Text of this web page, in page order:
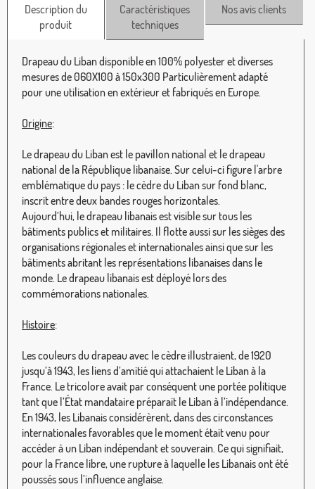
Description du
produit
Caractéristiques
techniques
Nos avis clients
Drapeau du Liban disponible en 100% polyester et diverses
mesures de 060X100 à 150x300 Particulièrement adapté
pour une utilisation en extérieur et fabriqués en Europe.
Origine:
Le drapeau du Liban est le pavillon national et le drapeau
national de la République libanaise. Sur celui-ci figure l'arbre
emblématique du pays : le cèdre du Liban sur fond blanc,
inscrit entre deux bandes rouges horizontales.
Aujourd’hui, le drapeau libanais est visible sur tous les
bâtiments publics et militaires. Il flotte aussi sur les sièges des
organisations régionales et internationales ainsi que sur les
bâtiments abritant les représentations libanaises dans le
monde. Le drapeau libanais est déployé lors des
commémorations nationales.
Histoire:
Les couleurs du drapeau avec le cèdre illustraient, de 1920
jusqu’à 1943, les liens d’amitié qui attachaient le Liban à la
France. Le tricolore avait par conséquent une portée politique
tant que l’État mandataire préparait le Liban à l’indépendance.
En 1943, les Libanais considérèrent, dans des circonstances
internationales favorables que le moment était venu pour
accéder à un Liban indépendant et souverain. Ce qui signifiait,
pour la France libre, une rupture à laquelle les Libanais ont été
poussés sous l’influence anglaise.